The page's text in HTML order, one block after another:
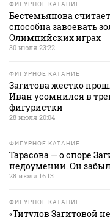
ФИГУРНОЕ КАТАНИЕ
Бестемьянова
способна завоевать
Олимпийских играх
30 июля 23:22
ФИГУРНОЕ КАТАНИЕ
Загитова жестко
Иван усомнился в
фигуристки
28 июля 20:04
ФИГУРНОЕ КАТАНИЕ
Тарасова — о споре
недоумении. Он
28 июля 16:13
ФИГУРНОЕ КАТАНИЕ
«Титулов Загитовой